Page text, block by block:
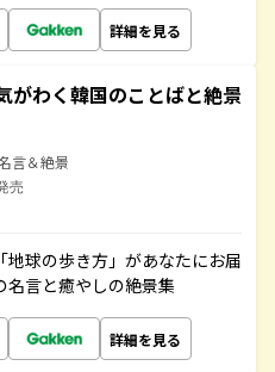
詳細を見る
がわく韓国のことばと絶景
言＆絶景
売
球の歩き方」があなたにお届
名言と癒やしの絶景集
詳細を見る